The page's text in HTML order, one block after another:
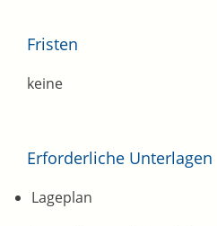
Fristen
keine
Erforderliche Unterlagen
Lageplan